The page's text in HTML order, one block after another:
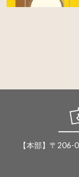
【本部】〒